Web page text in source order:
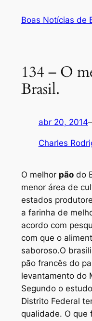
Boas Notícias de
134 – O
Brasil.
abr 20, 2014
Charles
O melhor pãodo
menor área de
estados
a farinha de
acordo com
com que o
saboroso.O
pão francês do
levantamento do
Segundo o
Distrito Federal
qualidade. O que